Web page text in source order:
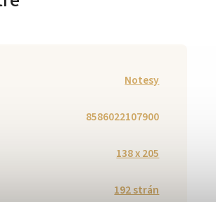
Notesy
8586022107900
138 x 205
192 strán